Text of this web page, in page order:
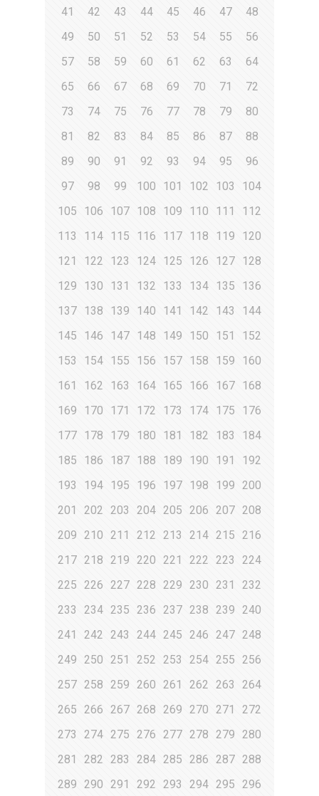
41
42 43 44 45 46 47
48
49
50 51 52 53 54 55
56
57
58 59 60 61 62 63
64
65
66 67 68 69 70 71
72
73
74 75 76 77 78 79
80
81
82 83 84 85 86 87
88
89
90 91 92 93 94 95
96
97
98 99 100 101 102 103
104
105
106 107 108 109 110 111
112
113
114 115 116 117 118 119
120
121
122 123 124 125 126 127 128
129
130 131 132 133 134 135
136
137 138 139 140 141 142 143
144
145
146 147 148 149 150 151
152
153
154 155 156 157 158 159
160
161
162 163 164 165 166 167 168
169
170 171 172 173 174 175
176
177 178 179 180 181 182 183
184
185
186 187 188 189 190 191
192
193
194 195 196 197 198 199 200
201
202 203 204 205 206 207 208
209 210 211 212 213 214 215 216
217 218 219 220 221 222 223
224
225 226 227 228 229 230 231
232
233
234 235 236 237 238 239 240
241
242 243 244 245 246 247 248
249 250 251 252 253 254 255 256
257 258 259 260 261 262 263
264
265 266 267 268 269 270 271
272
273
274 275 276 277 278 279 280
281
282 283 284 285 286 287 288
289 290 291 292 293 294 295 296